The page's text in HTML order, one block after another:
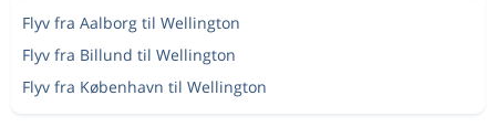
Flyv fra Aalborg til Wellington
Flyv fra Billund til Wellington
Flyv fra København til Wellington